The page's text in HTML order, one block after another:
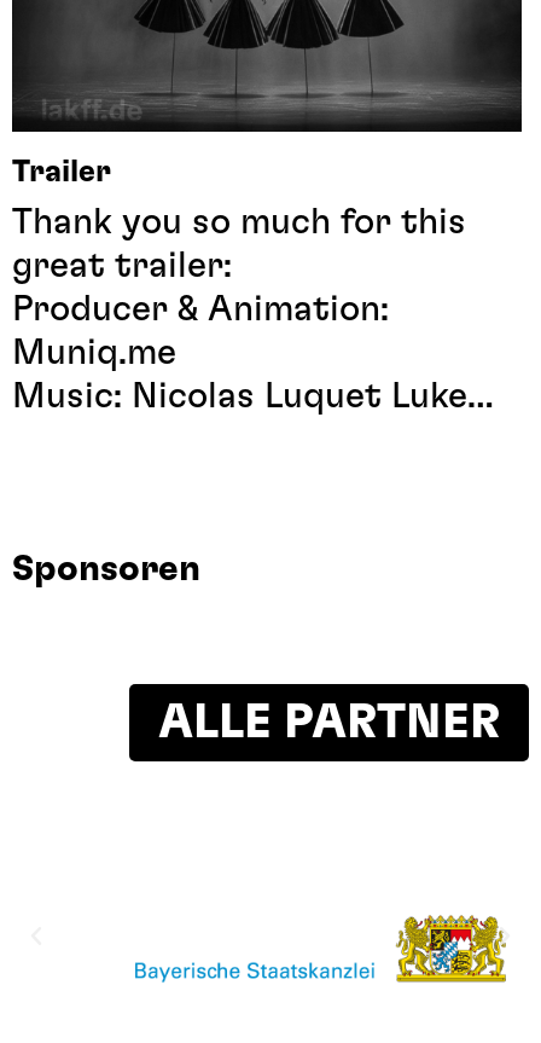
Trailer
Thank you so much for this
great trailer:
Producer & Animation:
Muniq.me
Music: Nicolas Luquet Luke
Sponsoren
ALLE PARTNER